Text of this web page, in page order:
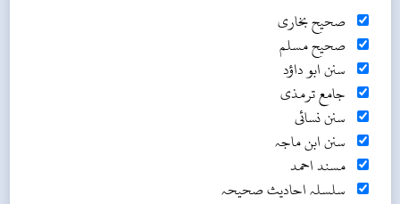
صحیح بخاری
صحیح مسلم
سنن ابو داؤد
جامع ترمذی
سنن نسائی
سنن ابن ماجہ
مسند احمد
سلسلہ احادیث صحیحہ